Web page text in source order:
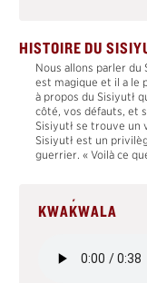
HISTOIRE DU
Nous allons parler du
est magique et il a le
à propos du Sisiyutł
côté, vos défauts, et
Sisiyutł se trouve un
Sisiyutł est un
guerrier. « Voilà ce
KWAK
´WALA